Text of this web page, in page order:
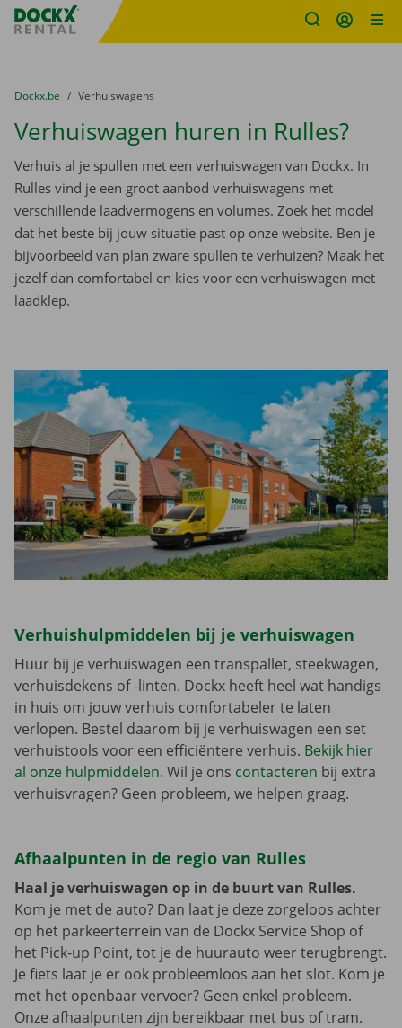
Fratello DEMO
U bevindt zich hier:
van
Dockx.be naar
Verhuiswagens
Verhuiswagen huren in Rulles?
Verhuis al je spullen met een verhuiswagen van Dockx. In
Rulles vind je een groot aanbod verhuiswagens met
verschillende laadvermogens en volumes. Zoek het model
dat het beste bij jouw situatie past op onze website. Ben je
bijvoorbeeld van plan zware spullen te verhuizen? Maak het
jezelf dan comfortabel en kies voor een verhuiswagen met
laadklep.
Verhuishulpmiddelen bij je verhuiswagen
Huur bij je verhuiswagen een transpallet, steekwagen,
verhuisdekens of -linten. Dockx heeft heel wat handigs
in huis om jouw verhuis comfortabeler te laten
verlopen. Bestel daarom bij je verhuiswagen een set
verhuistools voor een efficiëntere verhuis. Bekijk hier
al onze hulpmiddelen. Wil je ons contacteren bij extra
verhuisvragen? Geen probleem, we helpen graag.
Afhaalpunten in de regio van Rulles
Haal je verhuiswagen op in de buurt van Rulles.
Kom je met de auto? Dan laat je deze zorgeloos achter
op het parkeerterrein van de Dockx Service Shop of
het Pick-up Point, tot je de huurauto weer terugbrengt.
Je fiets laat je er ook probleemloos aan het slot. Kom je
met het openbaar vervoer? Geen enkel probleem.
Onze afhaalpunten zijn bereikbaar met bus of tram.